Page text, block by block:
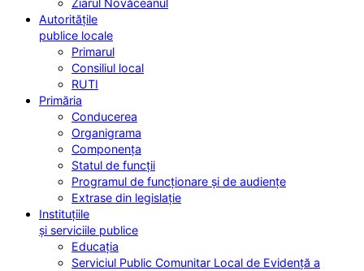
Ziarul Novăceanul
Autoritățile
publice locale
Primarul
Consiliul local
RUTI
Primăria
Conducerea
Organigrama
Componența
Statul de funcții
Programul de funcționare și de audiențe
Extrase din legislație
Instituțiile
și serviciile publice
Educația
Serviciul Public Comunitar Local de Evidență a